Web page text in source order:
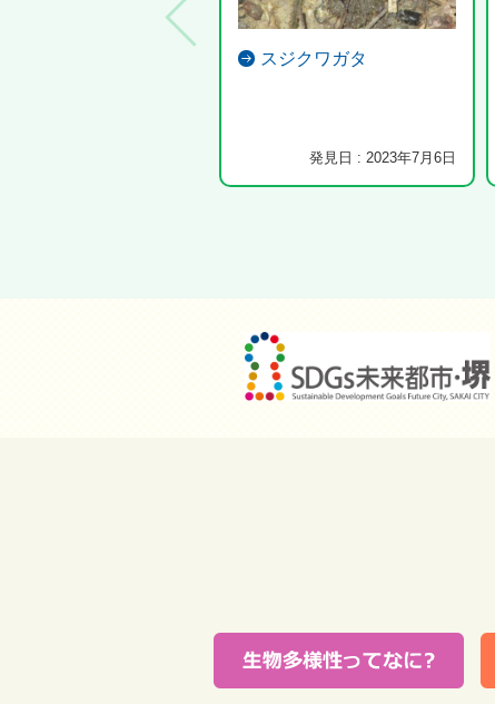
スジクワガタ
発見日 : 2023年7月6日